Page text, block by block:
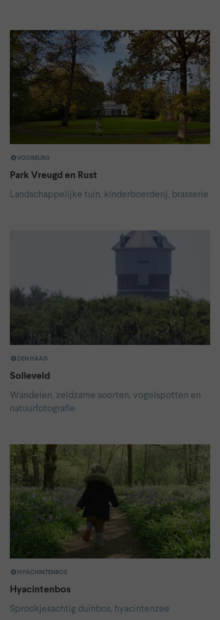
VOORBURG
Park Vreugd en Rust
Landschappelijke tuin, kinderboerderij, brasserie
DEN HAAG
Solleveld
Wandelen, zeldzame soorten, vogelspotten en
natuurfotografie
HYACHINTENBOS
Hyacintenbos
Sprookjesachtig duinbos, hyacintenzee